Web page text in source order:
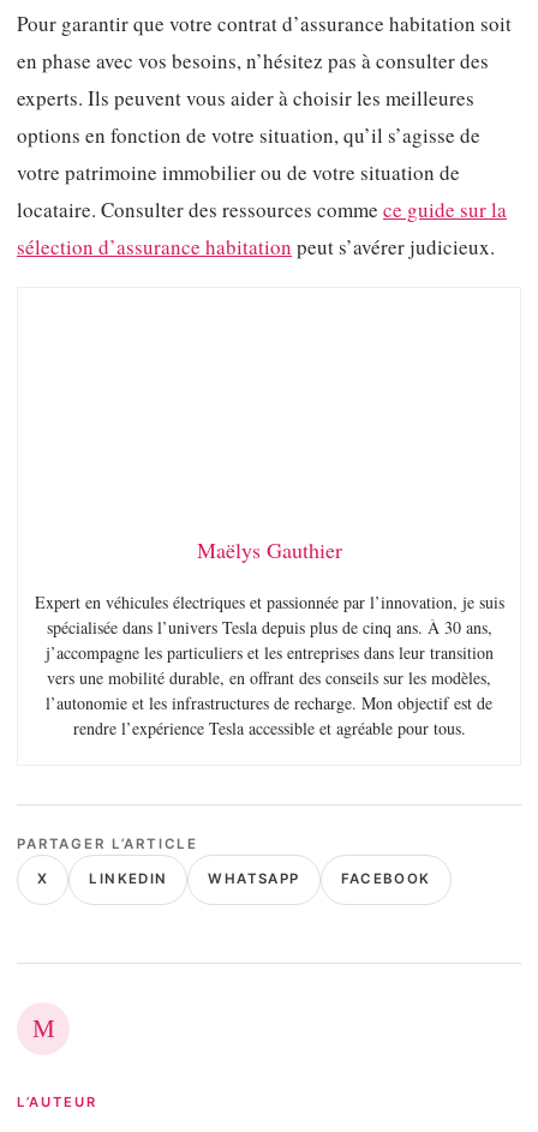
Pour garantir que votre contrat d’assurance habitation soit
en phase avec vos besoins, n’hésitez pas à consulter des
experts. Ils peuvent vous aider à choisir les meilleures
options en fonction de votre situation, qu’il s’agisse de
votre patrimoine immobilier ou de votre situation de
locataire. Consulter des ressources comme ce guide sur la
sélection d’assurance habitation peut s’avérer judicieux.
Maëlys Gauthier
Expert en véhicules électriques et passionnée par l’innovation, je suis
spécialisée dans l’univers Tesla depuis plus de cinq ans. À 30 ans,
j’accompagne les particuliers et les entreprises dans leur transition
vers une mobilité durable, en offrant des conseils sur les modèles,
l’autonomie et les infrastructures de recharge. Mon objectif est de
rendre l’expérience Tesla accessible et agréable pour tous.
PARTAGER L’ARTICLE
X LINKEDIN WHATSAPP FACEBOOK
M
L’AUTEUR